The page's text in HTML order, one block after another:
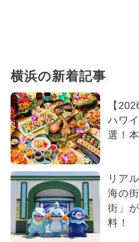
横浜の新着記事
【
ハワ
選！
リア
海の
街」
料！